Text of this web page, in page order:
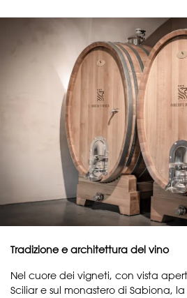
Tradizione e architettura del vino
Nel cuore dei vigneti, con vista
Sciliar e sul monastero di Sabiona,